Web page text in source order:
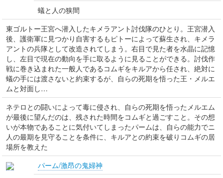
蟻と人の狭間
東ゴルトー王宮へ潜入したキメラアント討伐隊のひとり。王宮潜入
後、護衛軍に見つかり自害するもピトーによって蘇生され、キメラ
アントの兵隊として改造されてしまう。右目で見た者を水晶に記憶
し、左目で現在の動向を手に取るように見ることができる。討伐作
戦に巻き込まれた一般人であるコムギをキルアから任され、絶対に
蟻の手には渡さないと約束するが、自らの死期を悟った王・メルエ
ムと対面し…
ネテロとの闘いによって毒に侵され、自らの死期を悟ったメルエム
が最後に望んだのは、残された時間をコムギと過ごすこと。その想
いが本物であることに気付いてしまったパームは、自らの能力でニ
人の最期を見守ることを条件に、キルアとの約束を破りコムギの居
場所を教えた
パーム/激昂の鬼婦神